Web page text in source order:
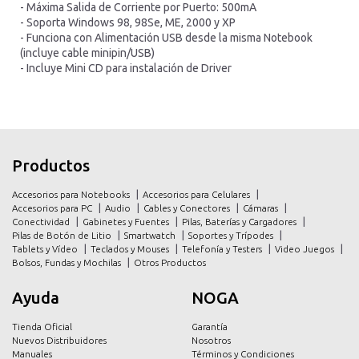
- Máxima Salida de Corriente por Puerto: 500mA
- Soporta Windows 98, 98Se, ME, 2000 y XP
- Funciona con Alimentación USB desde la misma Notebook
(incluye cable minipin/USB)
- Incluye Mini CD para instalación de Driver
productos
promociones
contacto
promociones
contacto
Productos
Accesorios para Notebooks
Accesorios para Celulares
Accesorios para PC
Audio Cables y Conectores
Cámaras
Conectividad
Gabinetes y Fuentes
Pilas, Baterías y Cargadores
Pilas de Botón de Litio
Smartwatch
Soportes y Trípodes
Tablets y Vídeo
Teclados y Mouses Telefonía y Testers
Video Juegos
Bolsos, Fundas y Mochilas
Otros Productos
Ayuda
Tienda Oficial
Nuevos Distribuidores
Manuales
NOGA
Garantía
Nosotros
Términos y Condiciones